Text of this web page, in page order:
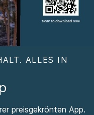
ALLES IN
preisgekrönten App.